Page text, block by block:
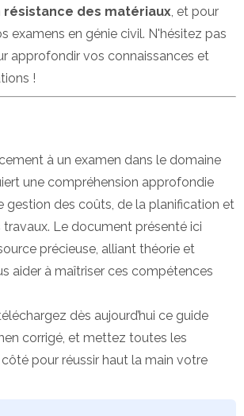
résistance des matériaux, et pour
examens en génie civil. N'hésitez pas
approfondir vos connaissances et
!
à un examen dans le domaine
une compréhension approfondie
gestion des coûts, de la planification et
travaux. Le document présenté ici
précieuse, alliant théorie et
aider à maîtriser ces compétences
dès aujourd’hui ce guide
corrigé, et mettez toutes les
pour réussir haut la main votre